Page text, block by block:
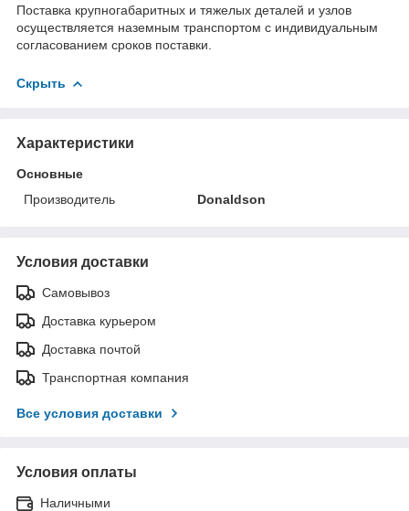
Поставка крупногабаритных и тяжелых деталей и узлов
осуществляется наземным транспортом с индивидуальным
согласованием сроков поставки.
Скрыть
Характеристики
Основные
Производитель
Donaldson
Условия доставки
Самовывоз
Доставка курьером
Доставка почтой
Транспортная компания
Все условия доставки
Условия оплаты
Наличными